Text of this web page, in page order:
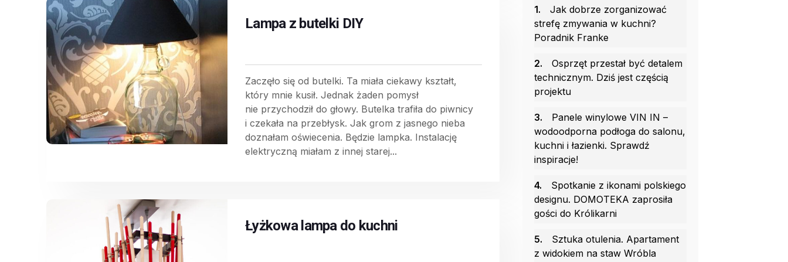
Lampa z butelki DIY
Zaczęło się od butelki. Ta miała ciekawy kształt,
który mnie kusił. Jednak żaden pomysł
nie przychodził do głowy. Butelka trafiła do piwnicy
i czekała na przebłysk. Jak grom z jasnego nieba
doznałam oświecenia. Będzie lampka. Instalację
elektryczną miałam z innej starej...
Łyżkowa lampa do kuchni
1.
Jak dobrze zorganizować
strefę zmywania w kuchni?
Poradnik Franke
2.
Osprzęt przestał być detalem
technicznym. Dziś jest częścią
projektu
3.
Panele winylowe VIN IN –
wodoodporna podłoga do salonu,
kuchni i łazienki. Sprawdź
inspiracje!
4.
Spotkanie z ikonami polskiego
designu. DOMOTEKA zaprosiła
gości do Królikarni
5.
Sztuka otulenia. Apartament
z widokiem na staw Wróbla